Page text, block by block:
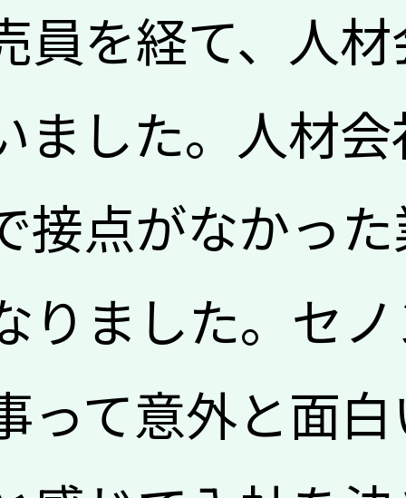
員を経て、人
ました。人材
接点がなかっ
りました。セ
って意外と面